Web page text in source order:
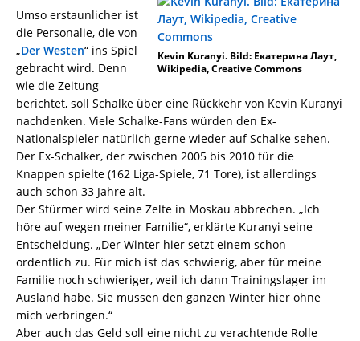
Kevin Kuranyi. Bild: Екатерина Лаут,
Wikipedia, Creative Commons
Umso erstaunlicher ist
die Personalie, die von
„Der Westen“ ins Spiel
gebracht wird. Denn
wie die Zeitung
berichtet, soll Schalke über eine Rückkehr von Kevin Kuranyi
nachdenken. Viele Schalke-Fans würden den Ex-
Nationalspieler natürlich gerne wieder auf Schalke sehen.
Der Ex-Schalker, der zwischen 2005 bis 2010 für die
Knappen spielte (162 Liga-Spiele, 71 Tore), ist allerdings
auch schon 33 Jahre alt.
Der Stürmer wird seine Zelte in Moskau abbrechen. „Ich
höre auf wegen meiner Familie“, erklärte Kuranyi seine
Entscheidung. „Der Winter hier setzt einem schon
ordentlich zu. Für mich ist das schwierig, aber für meine
Familie noch schwieriger, weil ich dann Trainingslager im
Ausland habe. Sie müssen den ganzen Winter hier ohne
mich verbringen.“
Aber auch das Geld soll eine nicht zu verachtende Rolle